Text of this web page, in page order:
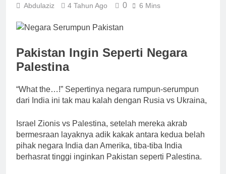
Abdulaziz 4 Tahun Ago 0 6 Mins
Pakistan Ingin Seperti Negara
Palestina
“What the…!” Sepertinya negara rumpun-serumpun
dari India ini tak mau kalah dengan Rusia vs Ukraina,
Israel Zionis vs Palestina, setelah mereka akrab
bermesraan layaknya adik kakak antara kedua belah
pihak negara India dan Amerika, tiba-tiba India
berhasrat tinggi inginkan Pakistan seperti Palestina.